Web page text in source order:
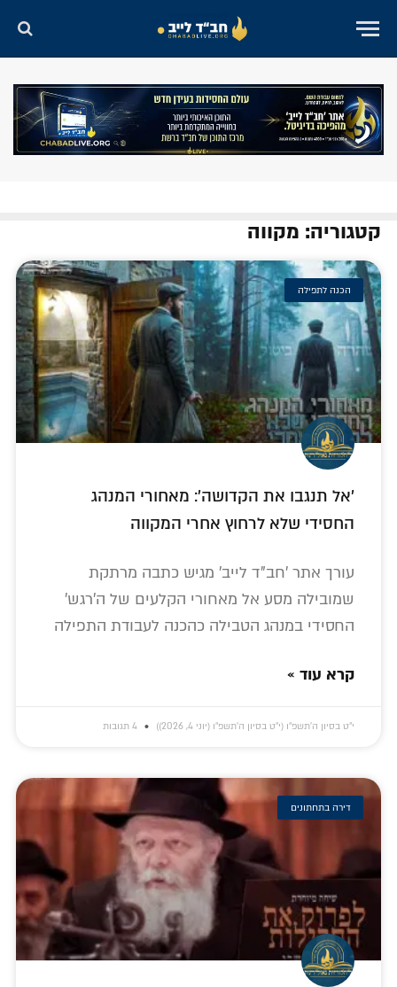
קטגוריה: מקווה
הכנה לתפילה
'אל תנגבו את הקדושה': מאחורי המנהג
החסידי שלא לרחוץ אחרי המקווה
עורך אתר 'חב"ד לייב' מגיש כתבה מרתקת
שמובילה מסע אל מאחורי הקלעים של ה'רגש'
החסידי במנהג הטבילה כהכנה לעבודת התפילה
קרא עוד »
י״ט בסיון ה׳תשפ״ו (י״ט בסיון ה׳תשפ״ו (יוני 4, 2026))
דירה בתחתונים